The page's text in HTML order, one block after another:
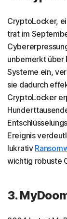
CryptoLocker,
trat im
unbemerkt über
Systeme ein,
sie dadurch
CryptoLocker
Ereignis
lukrativ
wichtig robuste
3.